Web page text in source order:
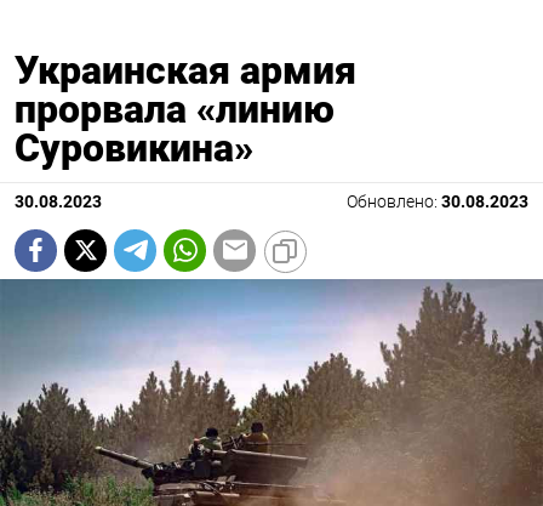
Украинская армия
прорвала «линию
Суровикина»
30.08.2023 Обновлено: 30.08.2023